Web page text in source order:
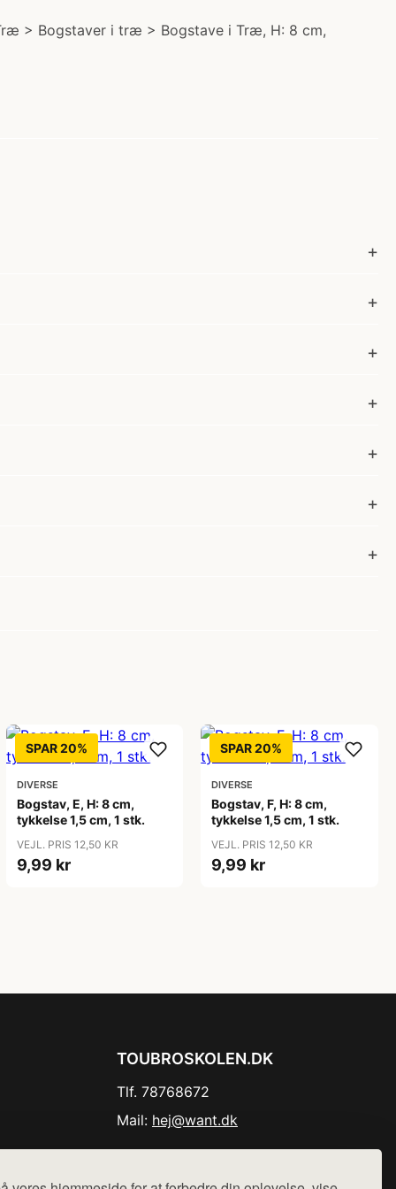
> Bogstaver i træ > Bogstave i Træ, H: 8 cm,
SPAR 20%
DIVERSE
Bogstav, E, H: 8 cm,
tykkelse 1,5 cm, 1 stk.
VEJL. PRIS 12,50 KR
9,99 kr
SPAR 20%
DIVERSE
Bogstav, F, H: 8 cm,
tykkelse 1,5 cm, 1 stk.
VEJL. PRIS 12,50 KR
9,99 kr
TOUBROSKOLEN.DK
Tlf. 78768672
Mail: hej@want.dk